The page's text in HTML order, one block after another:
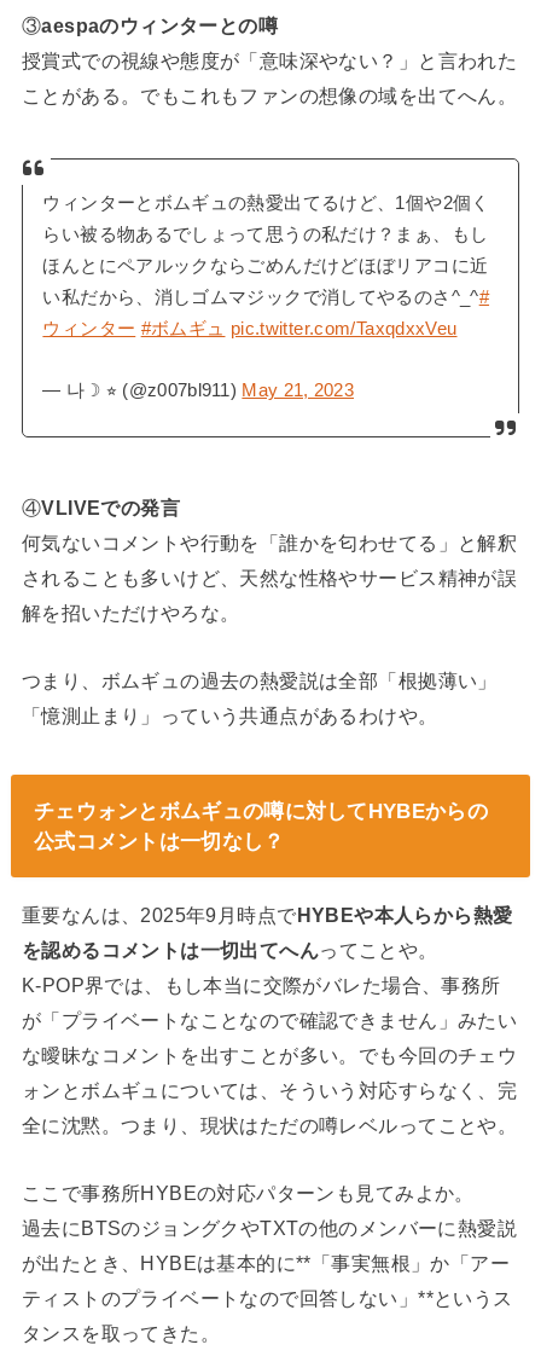
③aespaのウィンターとの噂
授賞式での視線や態度が「意味深やない？」と言われた
ことがある。でもこれもファンの想像の域を出てへん。
ウィンターとボムギュの熱愛出てるけど、1個や2個く
らい被る物あるでしょって思うの私だけ？まぁ、もし
ほんとにペアルックならごめんだけどほぼリアコに近
い私だから、消しゴムマジックで消してやるのさ^_^#
ウィンター #ボムギュ pic.twitter.com/TaxqdxxVeu
— 나☽ ⭐︎ (@z007bl911) May 21, 2023
④VLIVEでの発言
何気ないコメントや行動を「誰かを匂わせてる」と解釈
されることも多いけど、天然な性格やサービス精神が誤
解を招いただけやろな。
つまり、ボムギュの過去の熱愛説は全部「根拠薄い」
「憶測止まり」っていう共通点があるわけや。
チェウォンとボムギュの噂に対してHYBEからの
公式コメントは一切なし？
重要なんは、2025年9月時点でHYBEや本人らから熱愛
を認めるコメントは一切出てへんってことや。
K-POP界では、もし本当に交際がバレた場合、事務所
が「プライベートなことなので確認できません」みたい
な曖昧なコメントを出すことが多い。でも今回のチェウ
ォンとボムギュについては、そういう対応すらなく、完
全に沈黙。つまり、現状はただの噂レベルってことや。
ここで事務所HYBEの対応パターンも見てみよか。
過去にBTSのジョングクやTXTの他のメンバーに熱愛説
が出たとき、HYBEは基本的に**「事実無根」か「アー
ティストのプライベートなので回答しない」**というス
タンスを取ってきた。